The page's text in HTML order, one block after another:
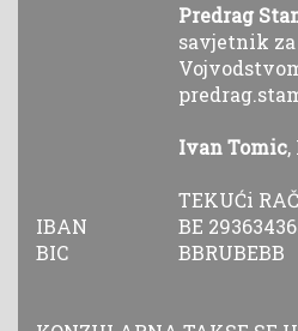
Predrag
savjetnik
Ivan Tomic
TEKUĆi
IBAN
BE
BIC
BBRUBEBB